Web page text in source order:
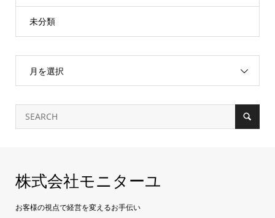
未分類
月を選択
株式会社モニターユ
お客様の視点で経営を変えるお手伝い